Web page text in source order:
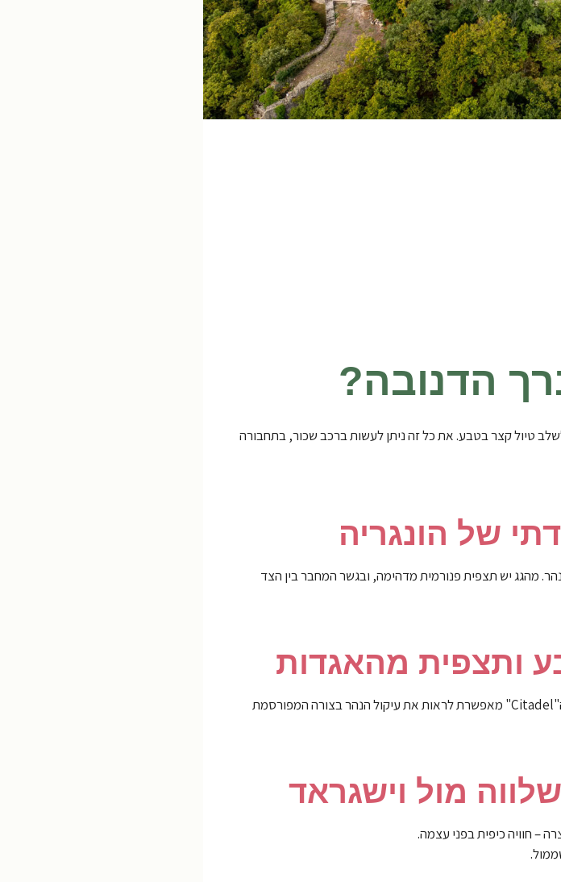
הדנובה?
תצפית אחת לפחות ולשלב טיול קצר בטבע. את כל זה ניתן לעשות ברכב שכור, בתחבורה
מהגג יש תצפית פנורמית מדהימה, ובגשר המחבר בין הצד
היא עיירה הררית יפהפייה ושקטה, מפורסמת בזכות המבצר העתיק שלה. העלייה לתצפית מה"Citadel" מאפשרת לראות את עיקול הנהר בצורה המפורסמת
– חוויה כיפית בפני עצמה.